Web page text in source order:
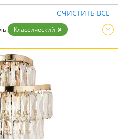
ОЧИСТИТЬ ВСЕ
Классический